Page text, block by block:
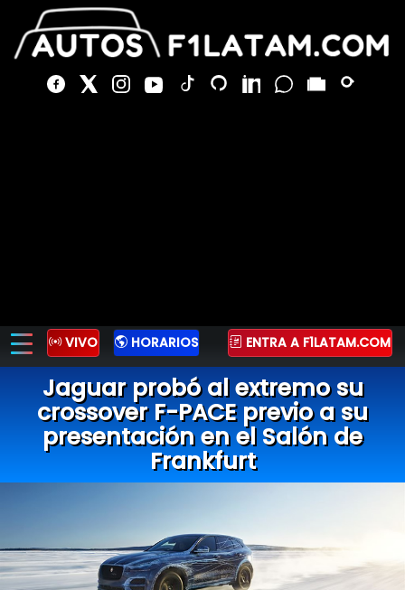
VIVO HORARIOS ENTRA A F1LATAM.COM
Jaguar probó al extremo su
crossover F-PACE previo a su
presentación en el Salón de
Frankfurt